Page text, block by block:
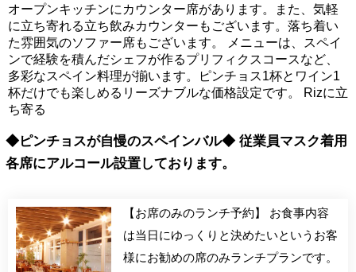
オープンキッチンにカウンター席があります。また、気軽
に立ち寄れる立ち飲みカウンターもございます。落ち着い
た雰囲気のソファー席もございます。 メニューは、スペイ
ンで経験を積んだシェフが作るプリフィクスコースなど、
多彩なスペイン料理が揃います。ピンチョス1杯とワイン1
杯だけでも楽しめるリーズナブルな価格設定です。 Rizに立
ち寄る
◆ピンチョスが自慢のスペインバル◆ 従業員マスク着用
各席にアルコール設置しております。
【お席のみのランチ予約】 お食事内容
は当日にゆっくりと決めたいというお客
様にお勧めの席のみランチプランです。